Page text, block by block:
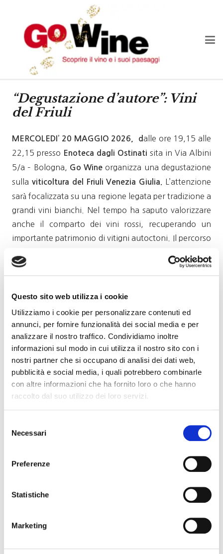
Questo sito web utilizza i cookie
Utilizziamo i cookie per personalizzare contenuti ed
annunci, per fornire funzionalità dei social media e per
analizzare il nostro traffico. Condividiamo inoltre
informazioni sul modo in cui utilizza il nostro sito con i
nostri partner che si occupano di analisi dei dati web,
pubblicità e social media, i quali potrebbero combinarle
con altre informazioni che ha fornito loro o che hanno
raccolto dal suo utilizzo dei loro servizi.
delNecessari
Preferenze
Statistiche
Marketing
“Degustazione d’autore”: Vini
del Friuli
MERCOLEDI’ 20 MAGGIO 2026, d alle ore 19,15 alle
22,15 presso Enoteca dagli Ostinati sita in Via Albini
5/a – Bologna,
Go Wine organizza una degustazione
sulla viticoltura del Friuli Venezia Giulia.
L’attenzione
sarà focalizzata su una regione legata per tradizione a
grandi vini bianchi. Nel tempo ha saputo valorizzare
anche il comparto dei vini rossi, recuperando un
importante patrimonio di vitigni autoctoni. Il percorso
differenti denominazioni della regione, privilegiando i
bianchi e vini rossi, con una nona etichetta vintage a
preparato dalla struttura, un piatto fisso per tutti e
altri piatti a Vostra scelta senza obbligo di consumarli.
Il costo della serata è di € 23 per i Soci Go Wine, € 26
per gli ospiti.
I posti sono limitati ed è necessaria la
0173364631e.mail